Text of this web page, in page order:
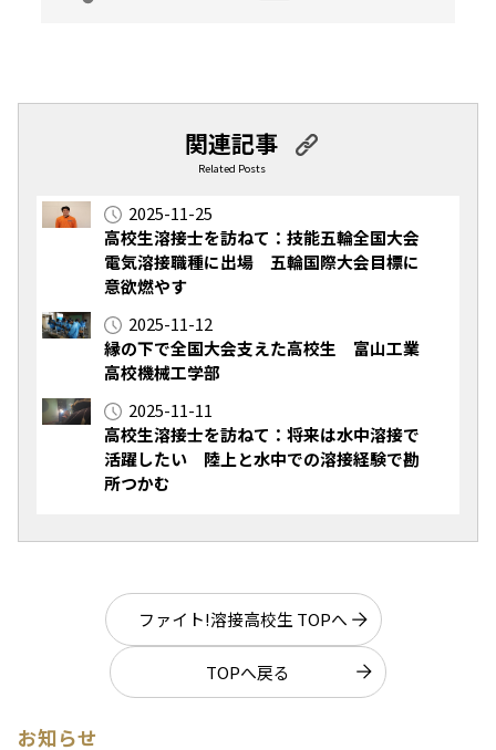
関連記事
Related Posts
2025-11-25
高校生溶接士を訪ねて：技能五輪全国大会
電気溶接職種に出場 五輪国際大会目標に
意欲燃やす
2025-11-12
縁の下で全国大会支えた高校生 富山工業
高校機械工学部
2025-11-11
高校生溶接士を訪ねて：将来は水中溶接で
活躍したい 陸上と水中での溶接経験で勘
所つかむ
ファイト!溶接高校生 TOPへ
TOPへ戻る
お知らせ